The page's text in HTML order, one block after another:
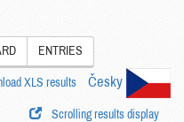
ENTRIES
Česky
XLS results
Scrolling results display